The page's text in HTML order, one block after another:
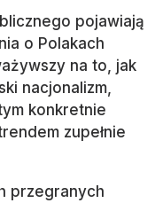
pojawiają
o Polakach
na to, jak
nacjonalizm,
konkretnie
zupełnie
przegranych